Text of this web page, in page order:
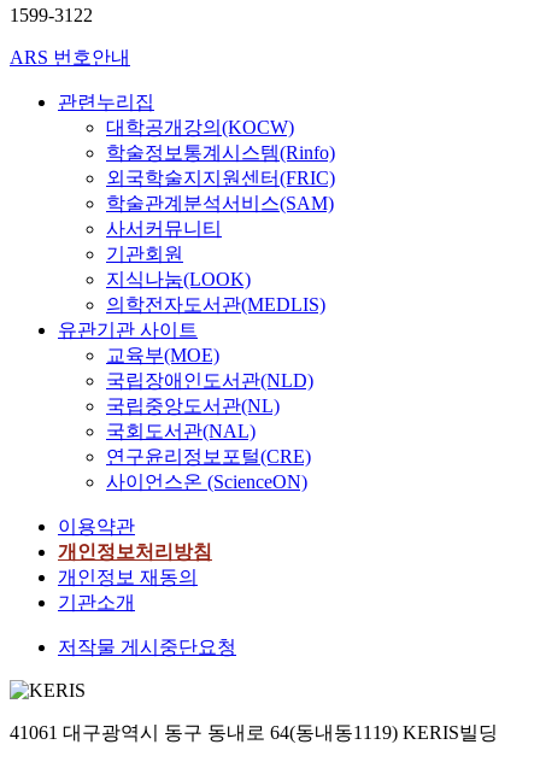
1599-3122
ARS 번호안내
관련누리집
대학공개강의(KOCW)
학술정보통계시스템(Rinfo)
외국학술지지원센터(FRIC)
학술관계분석서비스(SAM)
사서커뮤니티
기관회원
지식나눔(LOOK)
의학전자도서관(MEDLIS)
유관기관 사이트
교육부(MOE)
국립장애인도서관(NLD)
국립중앙도서관(NL)
국회도서관(NAL)
연구윤리정보포털(CRE)
사이언스온 (ScienceON)
이용약관
개인정보처리방침
개인정보 재동의
기관소개
저작물 게시중단요청
41061 대구광역시 동구 동내로 64(동내동1119) KERIS빌딩